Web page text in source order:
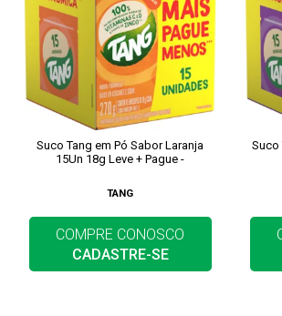
Suco Tang em Pó Sabor Laranja
15Un 18g Leve + Pague -
TANG
COMPRE CONOSCO
CADASTRE-SE
Suco